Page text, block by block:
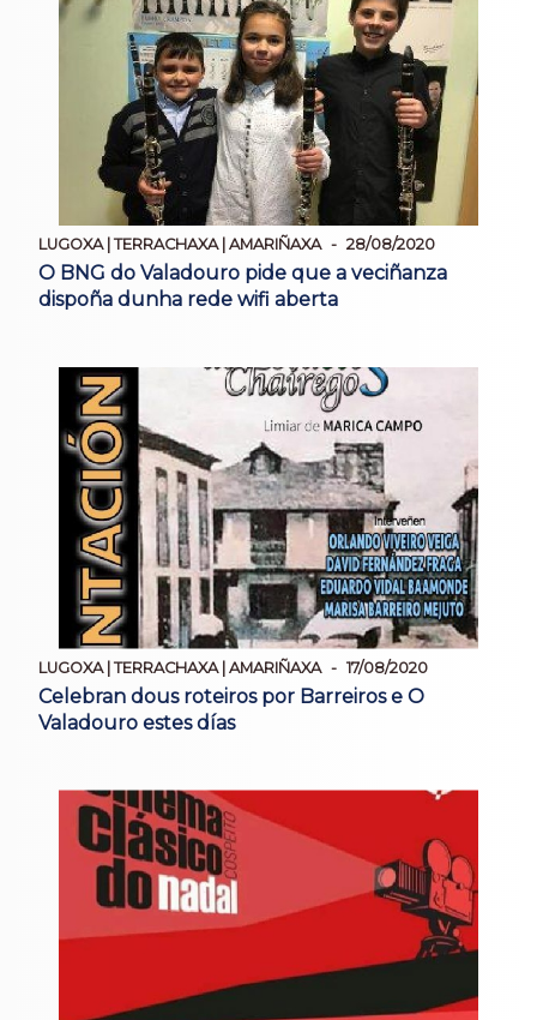
LUGOXA | TERRACHAXA | AMARIÑAXA 28/08/2020
O BNG do Valadouro pide que a veciñanza
dispoña dunha rede wifi aberta
LUGOXA | TERRACHAXA | AMARIÑAXA 17/08/2020
Celebran dous roteiros por Barreiros e O
Valadouro estes días